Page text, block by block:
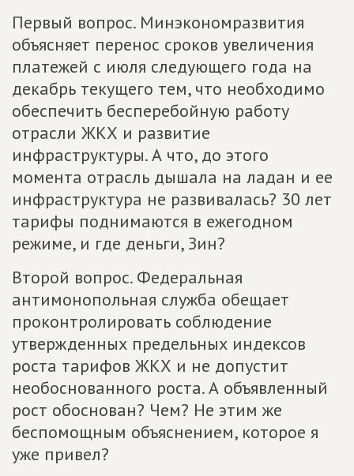
Первый вопрос. Минэкономразвития
объясняет перенос сроков увеличения
платежей с июля следующего года на
декабрь текущего тем, что необходимо
обеспечить бесперебойную работу
отрасли ЖКХ и развитие
инфраструктуры. А что, до этого
момента отрасль дышала на ладан и ее
инфраструктура не развивалась? 30 лет
тарифы поднимаются в ежегодном
режиме, и где деньги, Зин?
Второй вопрос. Федеральная
антимонопольная служба обещает
проконтролировать соблюдение
утвержденных предельных индексов
роста тарифов ЖКХ и не допустит
необоснованного роста. А объявленный
рост обоснован? Чем? Не этим же
беспомощным объяснением, которое я
уже привел?